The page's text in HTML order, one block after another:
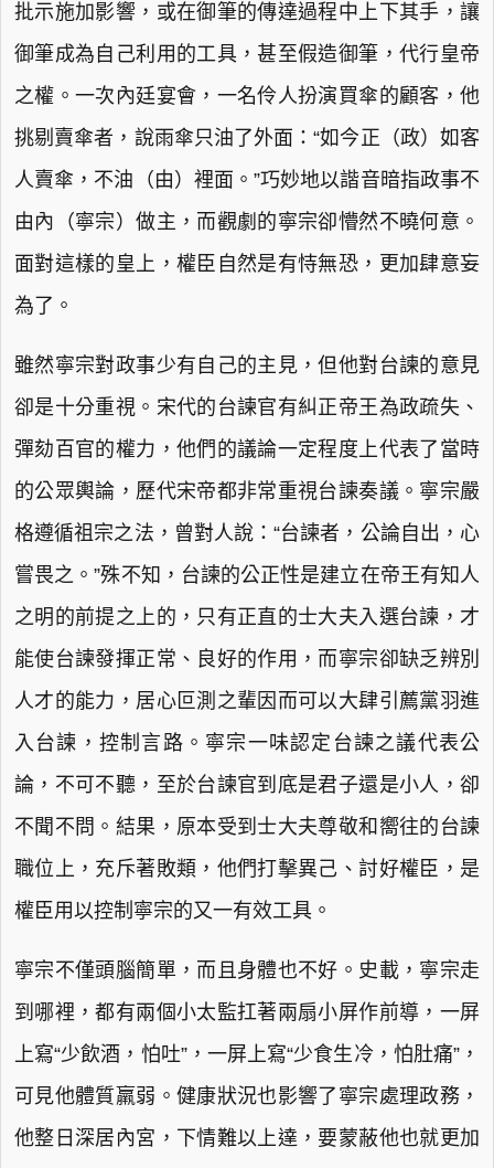
批示施加影響，或在御筆的傳達過程中上下其手，讓
御筆成為自己利用的工具，甚至假造御筆，代行皇帝
之權。一次內廷宴會，一名伶人扮演買傘的顧客，他
挑剔賣傘者，說雨傘只油了外面：“如今正（政）如客
人賣傘，不油（由）裡面。”巧妙地以諧音暗指政事不
由內（寧宗）做主，而觀劇的寧宗卻懵然不曉何意。
面對這樣的皇上，權臣自然是有恃無恐，更加肆意妄
為了。
雖然寧宗對政事少有自己的主見，但他對台諫的意見
卻是十分重視。宋代的台諫官有糾正帝王為政疏失、
彈劾百官的權力，他們的議論一定程度上代表了當時
的公眾輿論，歷代宋帝都非常重視台諫奏議。寧宗嚴
格遵循祖宗之法，曾對人說：“台諫者，公論自出，心
嘗畏之。”殊不知，台諫的公正性是建立在帝王有知人
之明的前提之上的，只有正直的士大夫入選台諫，才
能使台諫發揮正常、良好的作用，而寧宗卻缺乏辨別
人才的能力，居心叵測之輩因而可以大肆引薦黨羽進
入台諫，控制言路。寧宗一味認定台諫之議代表公
論，不可不聽，至於台諫官到底是君子還是小人，卻
不聞不問。結果，原本受到士大夫尊敬和嚮往的台諫
職位上，充斥著敗類，他們打擊異己、討好權臣，是
權臣用以控制寧宗的又一有效工具。
寧宗不僅頭腦簡單，而且身體也不好。史載，寧宗走
到哪裡，都有兩個小太監扛著兩扇小屏作前導，一屏
上寫“少飲酒，怕吐”，一屏上寫“少食生冷，怕肚痛”，
可見他體質羸弱。健康狀況也影響了寧宗處理政務，
他整日深居內宮，下情難以上達，要蒙蔽他也就更加